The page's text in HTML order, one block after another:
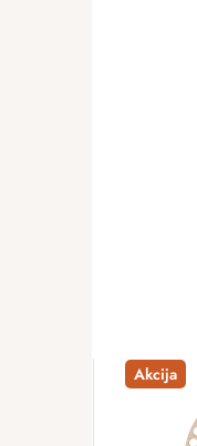
Akcija